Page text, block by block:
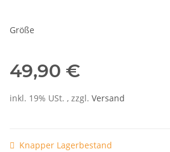
Größe
49,90 €
inkl. 19% USt. , zzgl. Versand
Knapper Lagerbestand